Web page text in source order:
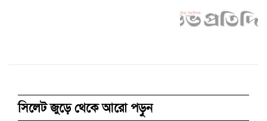
সিলেট জুড়ে থেকে আরো পড়ুন